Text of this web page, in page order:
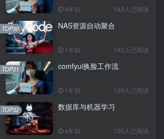
4年前 143人已阅读
NAS资源自动聚合
1年前 142人已阅读
TOP30
comfyui换脸工作流
1年前 139人已阅读
TOP31
数据库与机器学习
4年前 135人已阅读
TOP32